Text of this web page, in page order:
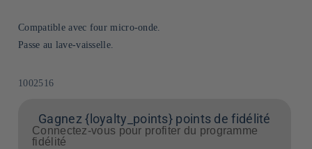
Compatible avec four micro-onde.
Passe au lave-vaisselle.
SKU:
1002516
Gagnez {loyalty_points} points de fidélité
Connectez-vous pour profiter du programme
fidélité